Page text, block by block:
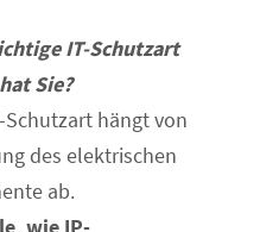
IT-Schutzart
Sie?
Schutzart hängt von
des elektrischen
ab.
wie IP-